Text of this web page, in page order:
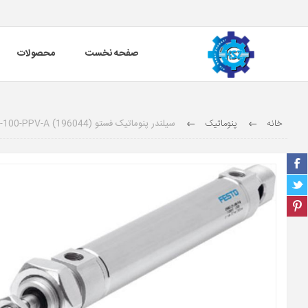
صفحه نخست محصولات
خانه پنوماتیک سیلندر پنوماتیک فستو (196044) DSNU-50-100-PPV-A